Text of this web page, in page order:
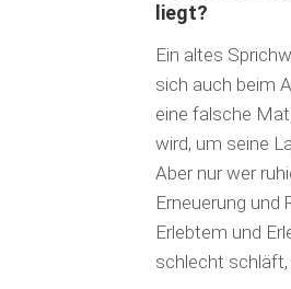
liegt?
Ein altes
sich auch beim
eine falsche
wird, um seine
Aber nur wer
Erneuerung und
Erlebtem und
schlecht schläft,